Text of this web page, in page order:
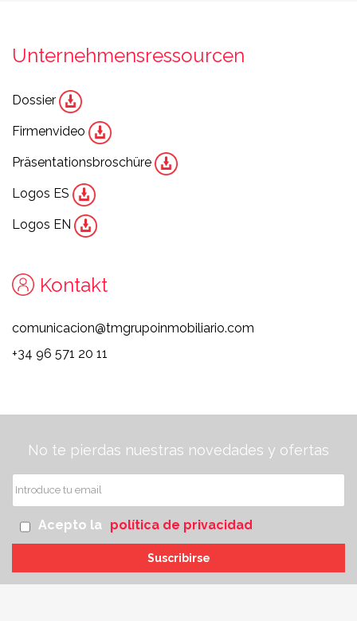
Unternehmensressourcen
Dossier
Firmenvideo
Präsentationsbroschüre
Logos ES
Logos EN
Kontakt
comunicacion@tmgrupoinmobiliario.com
+34 96 571 20 11
No te pierdas nuestras novedades y ofertas
Acepto la política de privacidad
Suscribirse